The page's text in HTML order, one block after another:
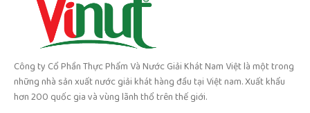
Công ty Cổ Phần Thực Phẩm Và Nước Giải Khát Nam Việt là một trong
những nhà sản xuất nước giải khát hàng đầu tại Việt nam. Xuất khẩu
hơn 200 quốc gia và vùng lãnh thổ trên thế giới.